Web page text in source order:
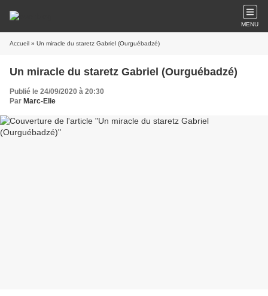
MENU
Accueil » Un miracle du staretz Gabriel (Ourguébadzé)
Un miracle du staretz Gabriel (Ourguébadzé)
Publié le 24/09/2020 à 20:30
Par Marc-Elie